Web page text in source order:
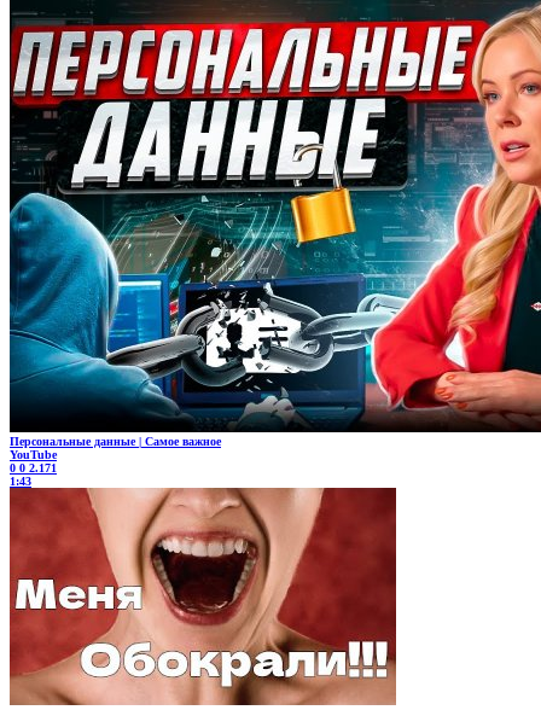
Персональные данные | Самое важное
YouTube
0 0 2.171
1:43